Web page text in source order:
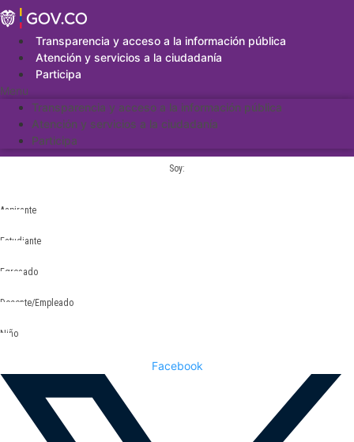
Saltar
al
contenidoTransparencia y acceso a la información pública
Atención y servicios a la ciudadanía
Participa
Menu
Transparencia y acceso a la información pública
Atención y servicios a la ciudadanía
Participa
Soy:
Aspirante
Estudiante
Egresado
Docente/Empleado
Niño
Facebook